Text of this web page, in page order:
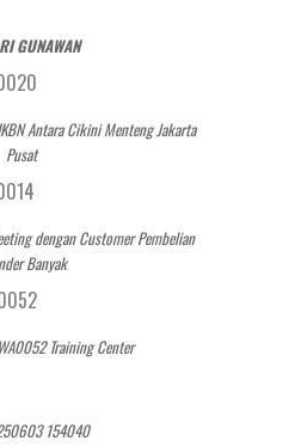
GUNAWAN
Antara Cikini Menteng Jakarta
Pusat
dengan Customer Pembelian
Banyak
Training Center
154040